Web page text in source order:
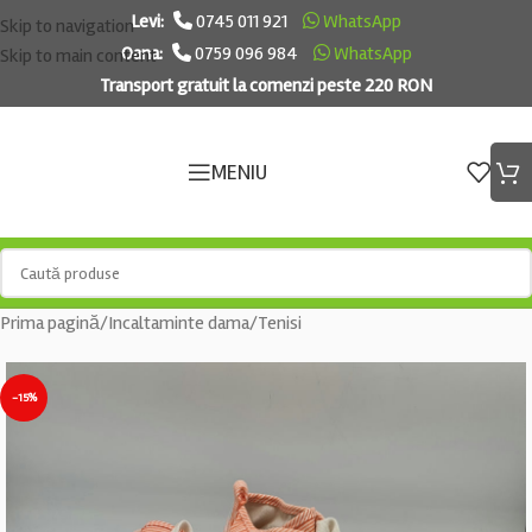
Skip to navigation
Skip to main content
Levi: 0745 011 921
WhatsApp
Oana:
0759 096 984
WhatsApp
Transport gratuit la comenzi peste 220 RON
MENIU
Prima pagină/Incaltaminte dama/Tenisi
-15%